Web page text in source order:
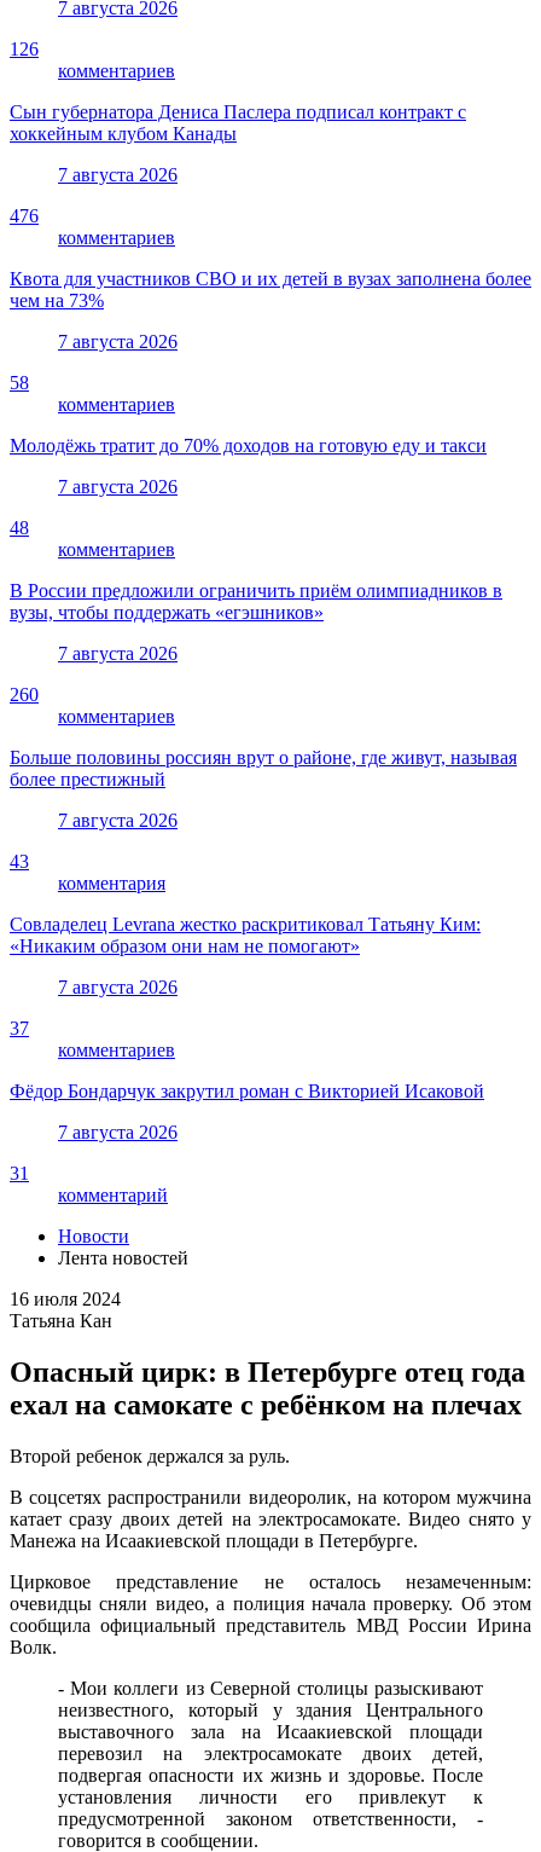
7 августа 2026
126
комментариев
Сын губернатора Дениса Паслера подписал контракт с
хоккейным клубом Канады
7 августа 2026
476
комментариев
Квота для участников СВО и их детей в вузах заполнена более
чем на 73%
7 августа 2026
58
комментариев
Молодёжь тратит до 70% доходов на готовую еду и такси
7 августа 2026
48
комментариев
В России предложили ограничить приём олимпиадников в
вузы, чтобы поддержать «егэшников»
7 августа 2026
260
комментариев
Больше половины россиян врут о районе, где живут, называя
более престижный
7 августа 2026
43
комментария
Совладелец Levrana жестко раскритиковал Татьяну Ким:
«Никаким образом они нам не помогают»
7 августа 2026
37
комментариев
Фёдор Бондарчук закрутил роман с Викторией Исаковой
7 августа 2026
31
комментарий
Новости
Лента новостей
16 июля 2024
Татьяна Кан
Опасный цирк: в Петербурге отец года
ехал на самокате с ребёнком на плечах
Второй ребенок держался за руль.
В соцсетях распространили видеоролик, на котором мужчина
катает сразу двоих детей на электросамокате. Видео снято у
Манежа на Исаакиевской площади в Петербурге.
Цирковое представление не осталось незамеченным:
очевидцы сняли видео, а полиция начала проверку. Об этом
сообщила официальный представитель МВД России Ирина
Волк.
- Мои коллеги из Северной столицы разыскивают
неизвестного, который у здания Центрального
выставочного зала на Исаакиевской площади
перевозил на электросамокате двоих детей,
подвергая опасности их жизнь и здоровье. После
установления личности его привлекут к
предусмотренной законом ответственности, -
говорится в сообщении.